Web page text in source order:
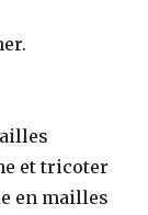
et tricoter
en mailles